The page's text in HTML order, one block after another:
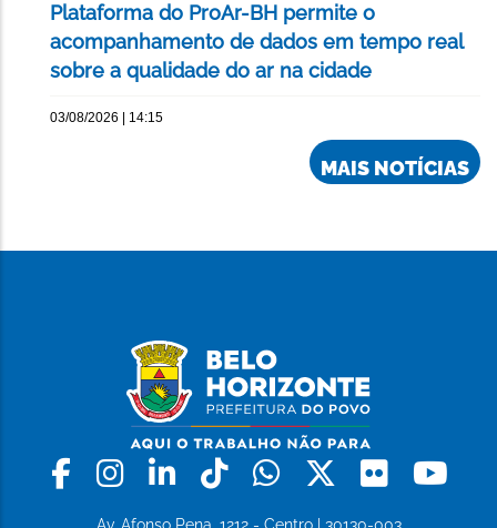
Plataforma do ProAr-BH permite o
acompanhamento de dados em tempo real
sobre a qualidade do ar na cidade
03/08/2026 | 14:15
MAIS NOTÍCIAS
Facebook
Instagram
LinkedinTiktokWhatsapp
X Flickr